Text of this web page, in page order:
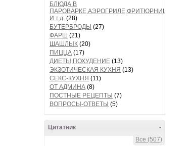
БЛЮДА В
ПАРОВАРКЕ,АЭРОГРИЛЕ,ФРИТЮРНИЦЕ
И т.д. (28)
БУТЕРБРОДЫ (27)
ФАРШ (21)
ШАШЛЫК (20)
ПИЦЦА (17)
ДИЕТЫ,ПОХУДЕНИЕ (13)
ЭКЗОТИЧЕСКАЯ КУХНЯ (13)
СЕКС-КУХНЯ (11)
ОТ АДМИНА (8)
ПОСТНЫЕ РЕЦЕПТЫ (7)
ВОПРОСЫ-ОТВЕТЫ (5)
-
Цитатник
Все (507)